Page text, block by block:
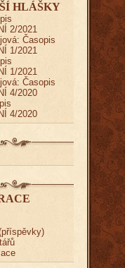
HLÁŠKY
2/2021
: Časopis
1/2021
1/2021
: Časopis
4/2020
4/2020